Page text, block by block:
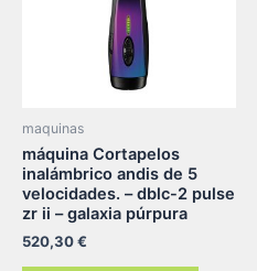
maquinas
máquina Cortapelos
inalámbrico andis de 5
velocidades. – dblc-2 pulse
zr ii – galaxia púrpura
520,30€